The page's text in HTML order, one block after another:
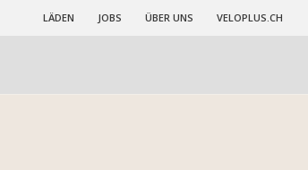
LÄDEN JOBS ÜBER UNS VELOPLUS.CH